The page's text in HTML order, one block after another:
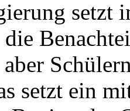
setzt
setzt ein